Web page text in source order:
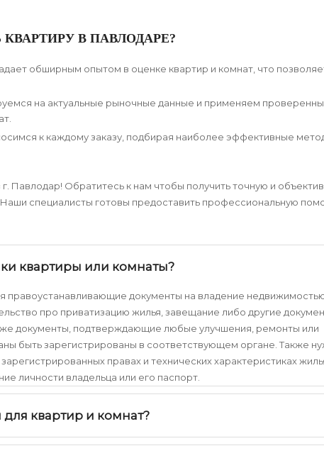
В ПАВЛОДАРЕ?
обширным опытом в оценке квартир и комнат, что
на актуальные рыночные данные и применяем
к каждому заказу, подбирая наиболее эффективные
Павлодар! Обратитесь к нам чтобы получить точную и
специалисты готовы предоставить профессиональную
квартиры или комнаты?
правоустанавливающие документы на владение
про приватизацию жилья, завещание либо другие
документы, подтверждающие любые улучшения, ремонты или
быть зарегистрированы в соответствующем органе. Также
правах и технических характеристиках
личности владельца или его паспорт.
квартир и комнат?